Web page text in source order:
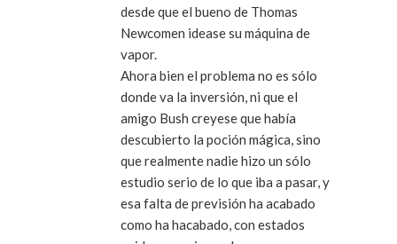
desde que el bueno de Thomas
Newcomen idease su máquina de
vapor.
Ahora bien el problema no es sólo
donde va la inversión, ni que el
amigo Bush creyese que había
descubierto la poción mágica, sino
que realmente nadie hizo un sólo
estudio serio de lo que iba a pasar, y
esa falta de previsión ha acabado
como ha hacabado, con estados